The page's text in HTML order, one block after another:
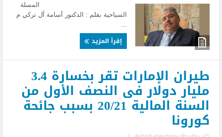
المسلة
السياحية بقلم : الدكتور أسامة آل تركي م
إقرأ المزيد
طيران الإمارات تقر بخسارة 3.4
مليار دولار فى النصف الأول من
السنة المالية 20/21 بسبب جائحة
كورونا